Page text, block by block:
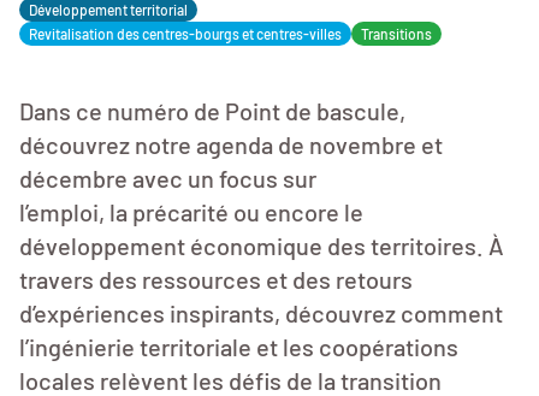
Développement territorial
Revitalisation des centres-bourgs et centres-villes
Transitions
Dans ce numéro de Point de bascule,
découvrez notre agenda de novembre et
décembre avec un focus sur
l’emploi, la précarité ou encore le
développement économique des territoires. À
travers des ressources et des retours
d’expériences inspirants, découvrez comment
l’ingénierie territoriale et les coopérations
locales relèvent les défis de la transition